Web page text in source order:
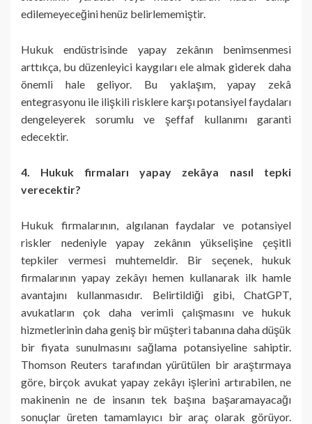
edilemeyeceğini henüz belirlememiştir.
Hukuk endüstrisinde yapay zekânın benimsenmesi
arttıkça, bu düzenleyici kaygıları ele almak giderek daha
önemli hale geliyor. Bu yaklaşım, yapay zekâ
entegrasyonu ile ilişkili risklere karşı potansiyel faydaları
dengeleyerek sorumlu ve şeffaf kullanımı garanti
edecektir.
4. Hukuk firmaları yapay zekâya nasıl tepki
verecektir?
Hukuk firmalarının, algılanan faydalar ve potansiyel
riskler nedeniyle yapay zekânın yükselişine çeşitli
tepkiler vermesi muhtemeldir. Bir seçenek, hukuk
firmalarının yapay zekâyı hemen kullanarak ilk hamle
avantajını kullanmasıdır. Belirtildiği gibi, ChatGPT,
avukatların çok daha verimli çalışmasını ve hukuk
hizmetlerinin daha geniş bir müşteri tabanına daha düşük
bir fiyata sunulmasını sağlama potansiyeline sahiptir.
Thomson Reuters tarafından yürütülen bir araştırmaya
göre, birçok avukat yapay zekâyı işlerini artırabilen, ne
makinenin ne de insanın tek başına başaramayacağı
sonuçlar üreten tamamlayıcı bir araç olarak görüyor.